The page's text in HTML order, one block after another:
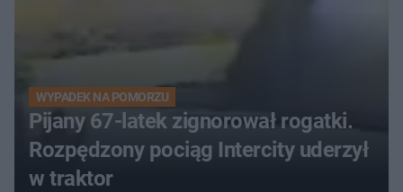
WYPADEK NA POMORZU
Pijany 67-latek zignorował rogatki.
Rozpędzony pociąg Intercity uderzył
w traktor